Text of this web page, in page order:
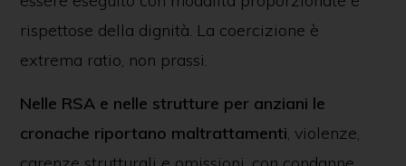
rispettose della dignità. La coercizione è
extrema ratio, non prassi.
Nelle RSA e nelle strutture per anziani le
cronache riportano maltrattamenti, violenze,